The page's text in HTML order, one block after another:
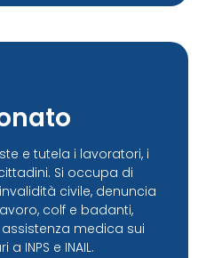
e tutela i lavoratori, i
Si occupa di
civile, denuncia
colf e badanti,
medica sui
INPS e INAIL.